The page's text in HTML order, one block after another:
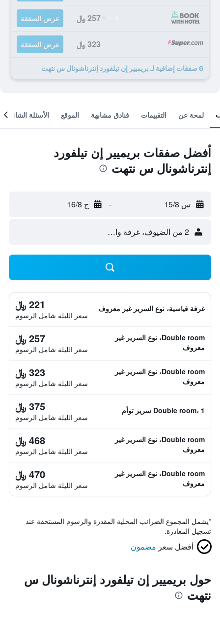
257 ﷼ عرض الصفقة
323 ﷼ عرض الصفقة
6 صفقات إضافية لـ بريميير إن تيلفورد إنترناشونال س نتهت
لمحة عن التقييمات فنادق مشابهة الموقع الأسئلة الشائعة
أفضل صفقات بريميير إن تيلفورد
إنترناشونال س نتهت
س 15/8 - ح 16/8
2 من الضيوف، غرفة واحدة
غرفة قياسية، نوع السرير غير معروف 221 ﷼
سعر الليلة شامل الرسوم
Double room، نوع السرير غير
معروف
257 ﷼
سعر الليلة شامل الرسوم
Double room، نوع السرير غير
معروف
323 ﷼
سعر الليلة شامل الرسوم
Double room، 1 سرير توأم 375 ﷼
سعر الليلة شامل الرسوم
Double room، نوع السرير غير
معروف
468 ﷼
سعر الليلة شامل الرسوم
Double room، نوع السرير غير
معروف
470 ﷼
سعر الليلة شامل الرسوم
*يشمل المجموع الضرائب المحلية المقدرة والرسوم المستحقة عند
تسجيل المغادرة.
أفضل سعر مضمون
حول بريميير إن تيلفورد إنترناشونال س
نتهت